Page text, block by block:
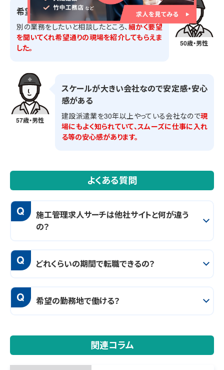
50歳・男性
希望条件に合った仕事を紹介してもらえた
別の業務をしたいと相談したところ、細かく要望
を聞いてくれ希望通りの現場を紹介してもらえま
した。
57歳・男性
スケールが大きい会社なので安定感・安心
感がある
建設派遣業を30年以上やっている会社なので現
場にもよく知られていて、スムーズに仕事に入れ
る等の安心感があります。
よくある質問
Q
施工管理求人サーチは他社サイトと何が違う
の？
Q どれくらいの期間で転職できるの？
Q 希望の勤務地で働ける？
関連コラム